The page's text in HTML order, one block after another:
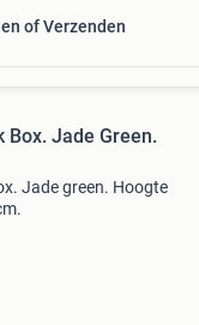
of Verzenden
Box. Jade Green.
Jade green. Hoogte